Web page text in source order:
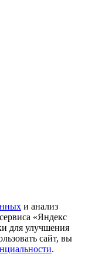
и анализ
«Яндекс
для улучшения
сайт, вы
.